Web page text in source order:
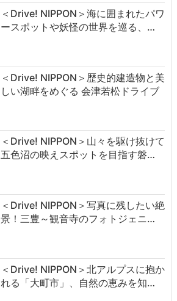
＜Drive! NIPPON＞海に囲まれたパワ
ースポットや妖怪の世界を巡る、…
＜Drive! NIPPON＞歴史的建造物と美
しい湖畔をめぐる 会津若松ドライブ
＜Drive! NIPPON＞山々を駆け抜けて
五色沼の映えスポットを目指す磐…
＜Drive! NIPPON＞写真に残したい絶
景！三豊～観音寺のフォトジェニ…
＜Drive! NIPPON＞北アルプスに抱か
れる「大町市」、自然の恵みを知…